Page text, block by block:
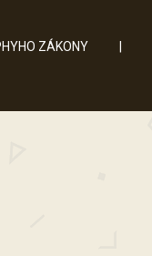
ZÁKONY